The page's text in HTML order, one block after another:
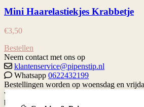
Mini Haarelastiekjes Krabbetje
€3,50
Bestellen
Neem contact met ons op
klantenservice@pipenstip.nl
Whatsapp 0622432199
Bestellingen worden op woensdag en
werkdagen) Je kan altijd contact met me
button hieronder.